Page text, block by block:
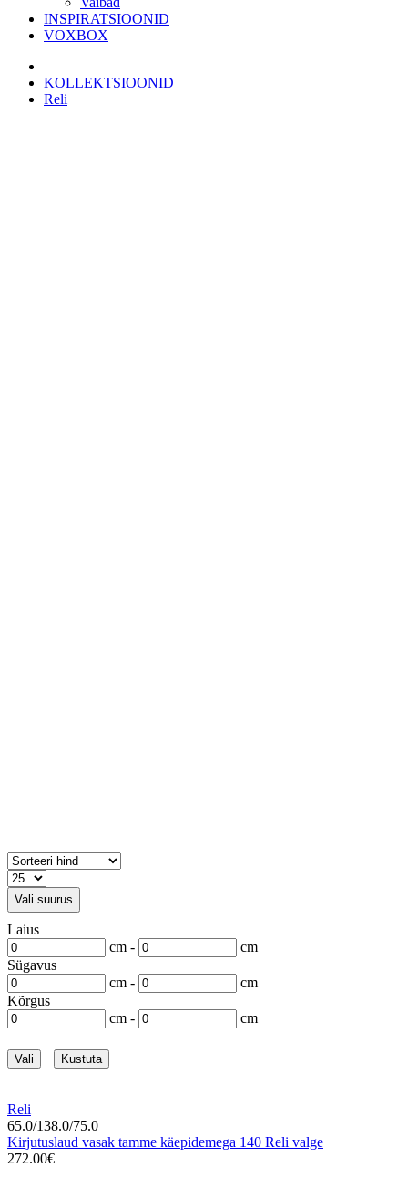
INSPIRATSIOONID
VOXBOX
KOLLEKTSIOONID
Reli
Vali suurus
Laius
cm -
cm
Sügavus
cm -
cm
Kõrgus
cm -
cm
Vali Kustuta
Reli
65.0/138.0/75.0
Kirjutuslaud vasak tamme käepidemega 140 Reli valge
272.00€